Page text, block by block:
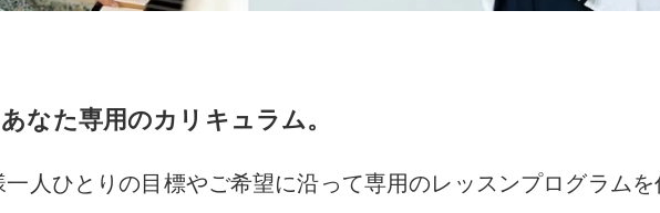
なた専用のカリキュラム。
人ひとりの目標やご希望に沿って専用のレッスンプログラム